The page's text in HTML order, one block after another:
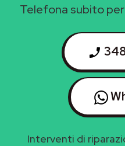
Telefona subito
Interventi di